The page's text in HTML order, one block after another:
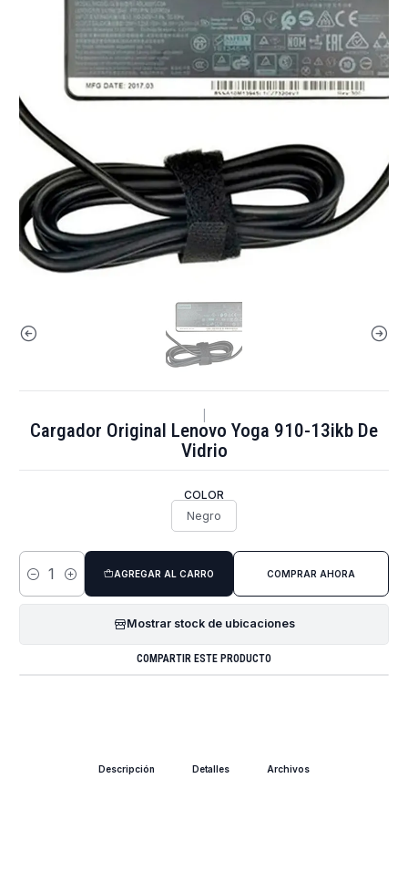
Cargador Original Lenovo Yoga 910-13ikb De
Vidrio
COLOR
Negro
Cantidad
AGREGAR AL CARRO COMPRAR AHORA
Mostrar stock de ubicaciones
COMPARTIR ESTE PRODUCTO
Descripción Detalles Archivos